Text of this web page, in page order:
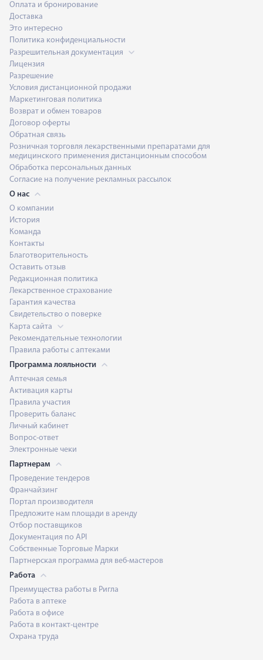
Оплата и бронирование
Доставка
Это интересно
Политика конфиденциальности
Разрешительная документация
Лицензия
Разрешение
Условия дистанционной продажи
Маркетинговая политика
Возврат и обмен товаров
Договор оферты
Обратная связь
Розничная торговля лекарственными препаратами для
медицинского применения дистанционным способом
Обработка персональных данных
Согласие на получение рекламных рассылок
О нас
О компании
История
Команда
Контакты
Благотворительность
Оставить отзыв
Редакционная политика
Лекарственное страхование
Гарантия качества
Свидетельство о поверке
Карта сайта
Рекомендательные технологии
Правила работы с аптеками
Программа лояльности
Аптечная семья
Активация карты
Правила участия
Проверить баланс
Личный кабинет
Вопрос-ответ
Электронные чеки
Партнерам
Проведение тендеров
Франчайзинг
Портал производителя
Предложите нам площади в аренду
Отбор поставщиков
Документация по API
Собственные Торговые Марки
Партнерская программа для веб-мастеров
Работа
Преимущества работы в Ригла
Работа в аптеке
Работа в офисе
Работа в контакт-центре
Охрана труда